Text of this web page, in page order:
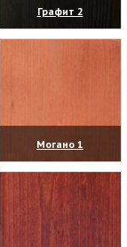
Графит 2
(увеличить)
Могано 1
(увеличить)